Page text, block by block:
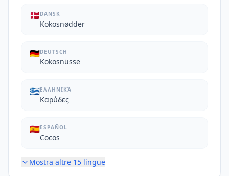
🇩🇰 DANSK
Kokosnødder
🇩🇪DEUTSCH
Kokosnüsse
🇬🇷ΕΛΛΗΝΙΚΆ
Καρύδες
🇪🇸ESPAÑOL
Cocos
Mostra altre 15 lingue